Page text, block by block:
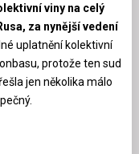
viny na celý
za nynější vedení
uplatnění kolektivní
protože ten sud
jen několika málo